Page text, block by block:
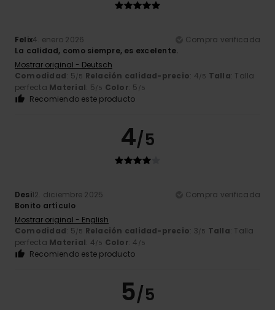
Felix4. enero 2026
Compra verificada
La calidad, como siempre, es excelente.
Mostrar original - Deutsch
Comodidad: 5/5 Relación calidad-precio: 4/5 Talla: Talla
perfecta Material: 5/5 Color: 5 /5
Recomiendo este producto
4/5
Desi12. diciembre 2025
Compra verificada
Bonito artículo
Mostrar original - English
Comodidad: 5/5 Relación calidad-precio: 3/5 Talla: Talla
perfecta Material: 4/5 Color: 4 /5
Recomiendo este producto
5/5